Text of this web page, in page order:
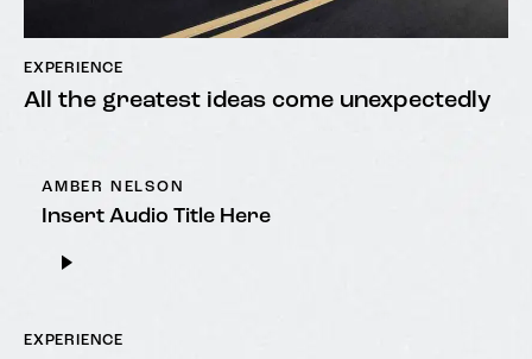
EXPERIENCE
All the greatest ideas come unexpectedly
AMBER NELSON
Insert Audio Title Here
Player
EXPERIENCE